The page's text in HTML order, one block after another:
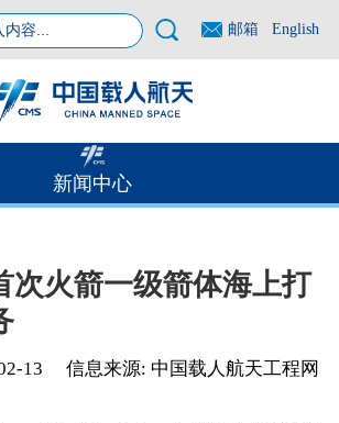
邮箱 English
新闻中心
次火箭一级箭体海上打
13 信息来源: 中国载人航天工程网